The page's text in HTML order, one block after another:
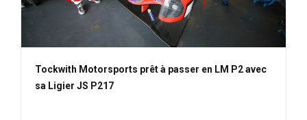
Tockwith Motorsports prêt à passer en LM P2 avec
sa Ligier JS P217